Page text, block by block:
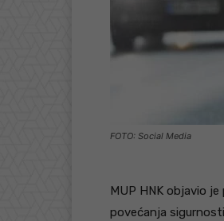
FOTO: Social Media
MUP HNK objavio
povećanja